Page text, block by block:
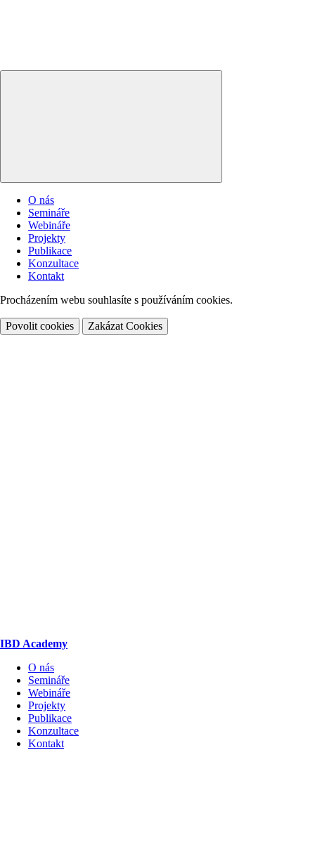
O nás
Semináře
Webináře
Projekty
Publikace
Konzultace
Kontakt
Procházením webu souhlasíte s používáním cookies.
Povolit cookies Zakázat Cookies
IBD Academy
O nás
Semináře
Webináře
Projekty
Publikace
Konzultace
Kontakt